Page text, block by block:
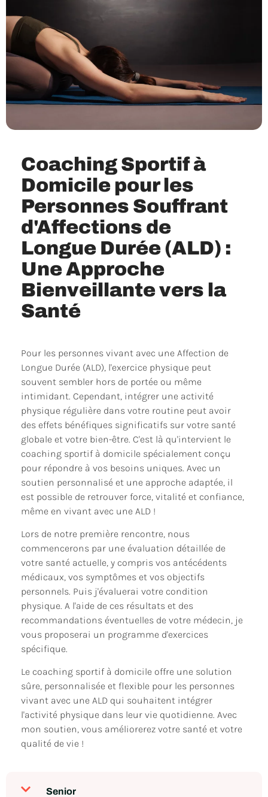
Coaching Sportif à
Domicile pour les
Personnes Souffrant
d'Affections de
Longue Durée (ALD) :
Une Approche
Bienveillante vers la
Santé
Pour les personnes vivant avec une Affection de
Longue Durée (ALD), l'exercice physique peut
souvent sembler hors de portée ou même
intimidant. Cependant, intégrer une activité
physique régulière dans votre routine peut avoir
des effets bénéfiques significatifs sur votre santé
globale et votre bien-être. C'est là qu'intervient le
coaching sportif à domicile spécialement conçu
pour répondre à vos besoins uniques. Avec un
soutien personnalisé et une approche adaptée, il
est possible de retrouver force, vitalité et confiance,
même en vivant avec une ALD !
Lors de notre première rencontre, nous
commencerons par une évaluation détaillée de
votre santé actuelle, y compris vos antécédents
médicaux, vos symptômes et vos objectifs
personnels. Puis j'évaluerai votre condition
physique. A l'aide de ces résultats et des
recommandations éventuelles de votre médecin, je
vous proposerai un programme d'exercices
spécifique.
Le coaching sportif à domicile offre une solution
sûre, personnalisée et flexible pour les personnes
vivant avec une ALD qui souhaitent intégrer
l'activité physique dans leur vie quotidienne. Avec
mon soutien, vous améliorerez votre santé et votre
qualité de vie !
Senior